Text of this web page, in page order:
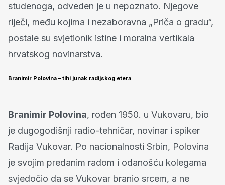
studenoga, odveden je u nepoznato. Njegove
riječi, među kojima i nezaboravna „Priča o gradu“,
postale su svjetionik istine i moralna vertikala
hrvatskog novinarstva.
Branimir Polovina – tihi junak radijskog etera
Branimir Polovina, rođen 1950. u Vukovaru, bio
je dugogodišnji radio-tehničar, novinar i spiker
Radija Vukovar. Po nacionalnosti Srbin, Polovina
je svojim predanim radom i odanošću kolegama
svjedočio da se Vukovar branio srcem, a ne